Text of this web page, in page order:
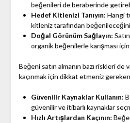
beğenileri de beraberinde
Hedef Kitlenizi Tanıyın: Hangi
kitleniz tarafından beğenileceğini
Doğal Görünüm Sağlayın:
organik beğenilerle karışması
Beğeni satın almanın bazı riskleri de
kaçınmak için dikkat etmeniz
Güvenilir Kaynaklar Kullanın:
güvenilir ve itibarlı kaynaklar
Hızlı Artışlardan Kaçının: